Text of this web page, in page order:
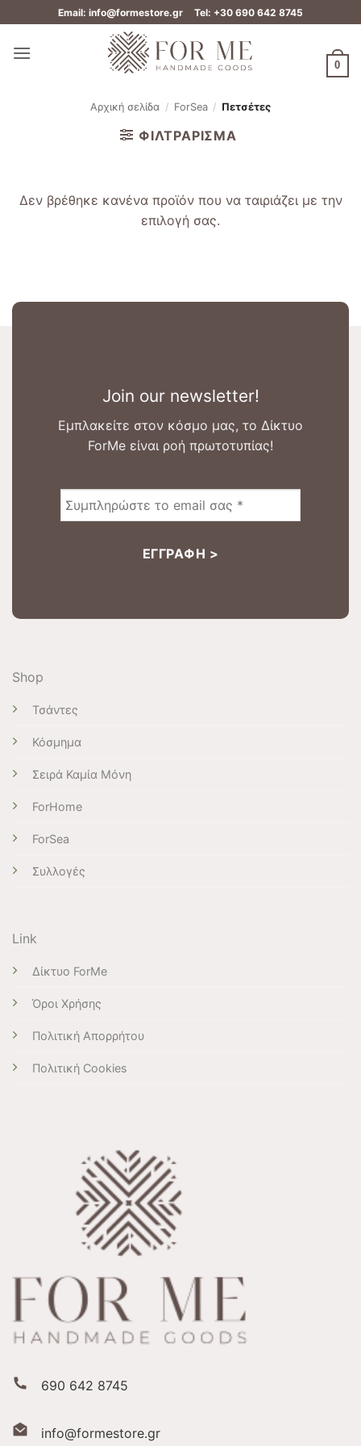
Μετάβαση
στο
περιεχόμενο
Email: info@formestore.gr Tel: +30 690 642 8745
0
Αρχική σελίδα / ForSea / Πετσέτες
ΦΙΛΤΡΆΡΙΣΜΑ
Δεν βρέθηκε κανένα προϊόν που να ταιριάζει με την
επιλογή σας.
Join our newsletter!
Εμπλακείτε στον κόσμο μας, το Δίκτυο
ForMe είναι ροή πρωτοτυπίας!
Shop
Τσάντες
Κόσμημα
Σειρά Καμία Μόνη
ForHome
ForSea
Συλλογές
Link
Δίκτυο ForMe
Όροι Χρήσης
Πολιτική Απορρήτου
Πολιτική Cookies
690 642 8745
info@formestore.gr